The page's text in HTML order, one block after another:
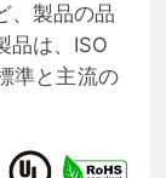
、製品の品
品は、ISO
準と主流の